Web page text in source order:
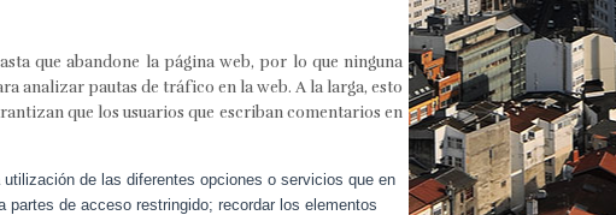
que abandone la página web, por lo que ninguna
analizar pautas de tráfico en la web. A la larga, esto
que los usuarios que escriban comentarios en
de las diferentes opciones o servicios que en
de acceso restringido; recordar los elementos